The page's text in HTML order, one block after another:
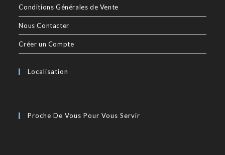
Conditions Générales de Vente
Nous Contacter
Créer un Compte
Localisation
Proche De Vous Pour Vous Servir